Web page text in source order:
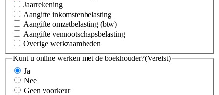
Jaarrekening
Aangifte inkomstenbelasting
Aangifte omzetbelasting (btw)
Aangifte vennootschapsbelasting
Overige werkzaamheden
Kunt u online werken met de boekhouder?(Vereist)
Ja
Nee
Geen voorkeur